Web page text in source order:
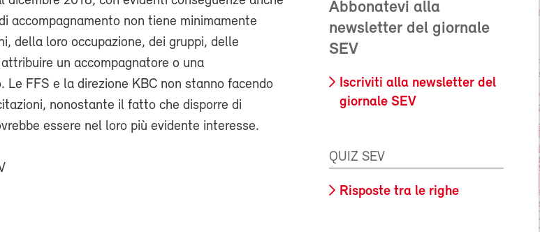
accompagnamento non tiene minimamente
della loro occupazione, dei gruppi, delle
un accompagnatore o una
Le FFS e la direzione KBC non stanno facendo
nonostante il fatto che disporre di
essere nel loro più evidente interesse.
Abbonatevi alla
newsletter del giornale
SEV
Iscriviti alla newsletter del
giornale SEV
QUIZ SEV
Risposte tra le righe